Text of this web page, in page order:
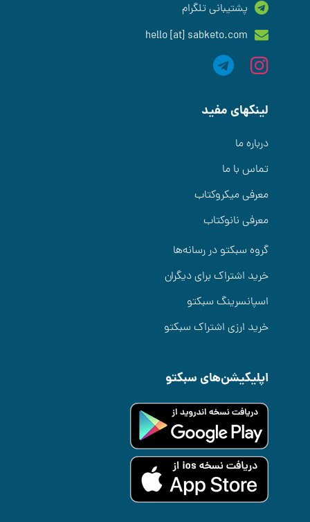
پشتیبانی تلگرام
hello [at] sabketo.com
لینکهای مفید
درباره ما
تماس با ما
معرفی میکروکتاب
معرفی نانوکتاب
گروه سبکتو در رسانه‌ها
خرید اشتراک برای دیگران
اسپانسرینگ سبکتو
خرید ارزی اشتراک سبکتو
اپلیکیشن‌های سبکتو